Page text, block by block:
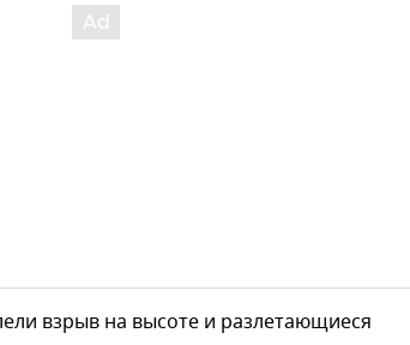
взрыв на высоте и разлетающиеся